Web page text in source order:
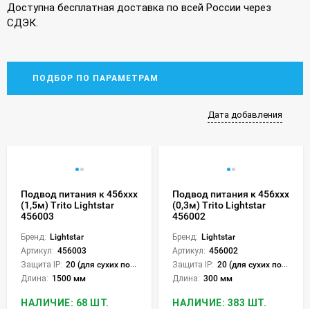
Доступна бесплатная доставка по всей России через
СДЭК.
ПОДБОР ПО ПАРАМЕТРАМ
Дата добавления
Подвод питания к 456ххх
(1,5м) Trito Lightstar
456003
Бренд: Lightstar
Артикул: 456003
Защита IP: 20 (для сухих пом.)
Длина: 1500 мм
НАЛИЧИЕ: 68 ШТ.
Подвод питания к 456ххх
(0,3м) Trito Lightstar
456002
Бренд: Lightstar
Артикул: 456002
Защита IP: 20 (для сухих пом.)
Длина: 300 мм
НАЛИЧИЕ: 383 ШТ.